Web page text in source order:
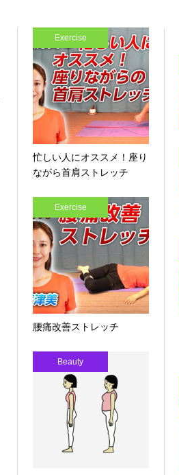
Exercise
忙しい人にオススメ！座り
ながら首肩ストレッチ
Exercise
腰痛改善ストレッチ
Beauty